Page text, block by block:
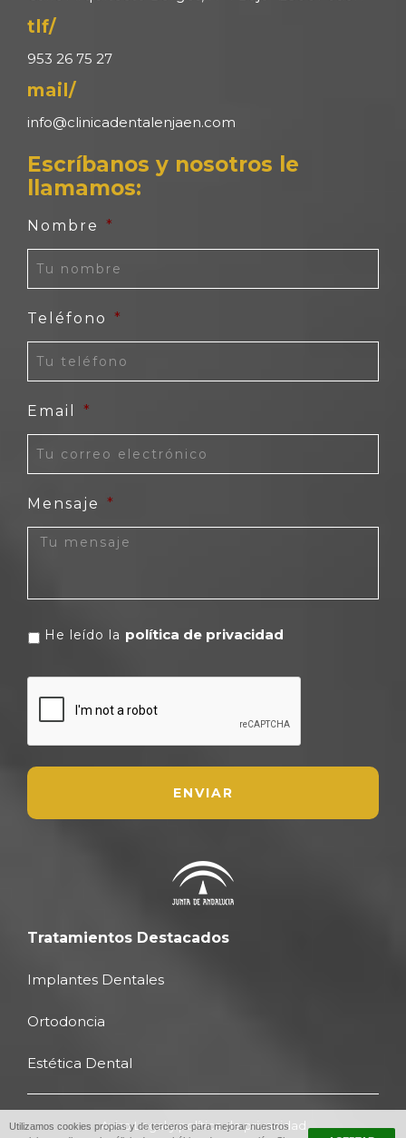
tlf/
953 26 75 27
mail/
info@clinicadentalenjaen.com
Escríbanos y nosotros le
llamamos:
Nombre *
Teléfono *
Email *
Mensaje *
He leído la política de privacidad
Tratamientos Destacados
Implantes Dentales
Ortodoncia
Estética Dental
Aviso Legal y política de privacidad
Utilizamos cookies propias y de terceros para mejorar nuestros